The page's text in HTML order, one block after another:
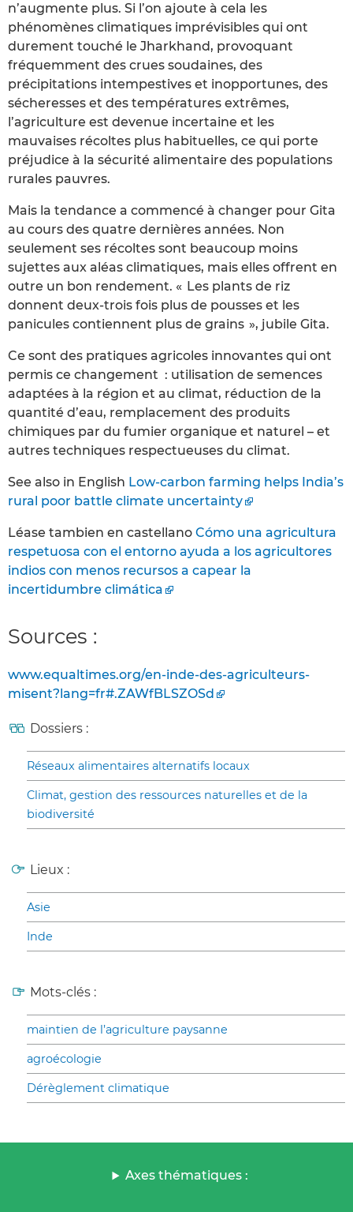
n’augmente plus. Si l’on ajoute à cela les
phénomènes climatiques imprévisibles qui ont
durement touché le Jharkhand, provoquant
fréquemment des crues soudaines, des
précipitations intempestives et inopportunes, des
sécheresses et des températures extrêmes,
l’agriculture est devenue incertaine et les
mauvaises récoltes plus habituelles, ce qui porte
préjudice à la sécurité alimentaire des populations
rurales pauvres.
Mais la tendance a commencé à changer pour Gita
au cours des quatre dernières années. Non
seulement ses récoltes sont beaucoup moins
sujettes aux aléas climatiques, mais elles offrent en
outre un bon rendement. « Les plants de riz
donnent deux-trois fois plus de pousses et les
panicules contiennent plus de grains », jubile Gita.
Ce sont des pratiques agricoles innovantes qui ont
permis ce changement : utilisation de semences
adaptées à la région et au climat, réduction de la
quantité d’eau, remplacement des produits
chimiques par du fumier organique et naturel – et
autres techniques respectueuses du climat.
See also in English Low-carbon farming helps India’s
rural poor battle climate uncertainty
Léase tambien en castellano Cómo una agricultura
respetuosa con el entorno ayuda a los agricultores
indios con menos recursos a capear la
incertidumbre climática
Sources :
www.equaltimes.org/en-inde-des-agriculteurs-
misent?lang=fr#.ZAWfBLSZOSd
Dossiers :
Réseaux alimentaires alternatifs locaux
Climat, gestion des ressources naturelles et de la
biodiversité
Lieux :
Asie
Inde
Mots-clés :
maintien de l’agriculture paysanne
agroécologie
Dérèglement climatique
Axes thématiques :